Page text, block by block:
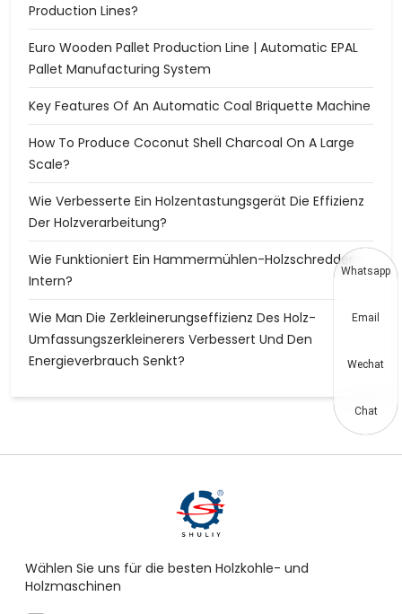
Production Lines?
Euro Wooden Pallet Production Line | Automatic EPAL
Pallet Manufacturing System
Key Features Of An Automatic Coal Briquette Machine
How To Produce Coconut Shell Charcoal On A Large
Scale?
Wie Verbesserte Ein Holzentastungsgerät Die Effizienz
Der Holzverarbeitung?
Wie Funktioniert Ein Hammermühlen-Holzschredder
Intern?
Wie Man Die Zerkleinerungseffizienz Des Holz-
Umfassungszerkleinerers Verbessert Und Den
Energieverbrauch Senkt?
Wählen Sie uns für die besten Holzkohle- und
Holzmaschinen
Whatsapp
Email
Wechat
Chat